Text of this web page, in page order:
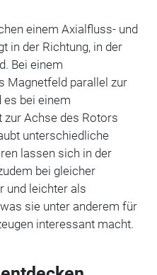
einem Axialfluss- und
in der Richtung, in der
Bei einem
Magnetfeld parallel zur
es bei einem
Achse des Rotors
unterschiedliche
lassen sich in der
bei gleicher
und leichter als
sie unter anderem für
interessant macht.